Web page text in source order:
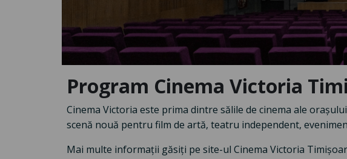
Program Cinema Victoria
Cinema Victoria este prima dintre sălile de cinema ale
scenă nouă pentru film de artă, teatru independent,
Mai multe informații găsiți pe site-ul Cinema Victoria